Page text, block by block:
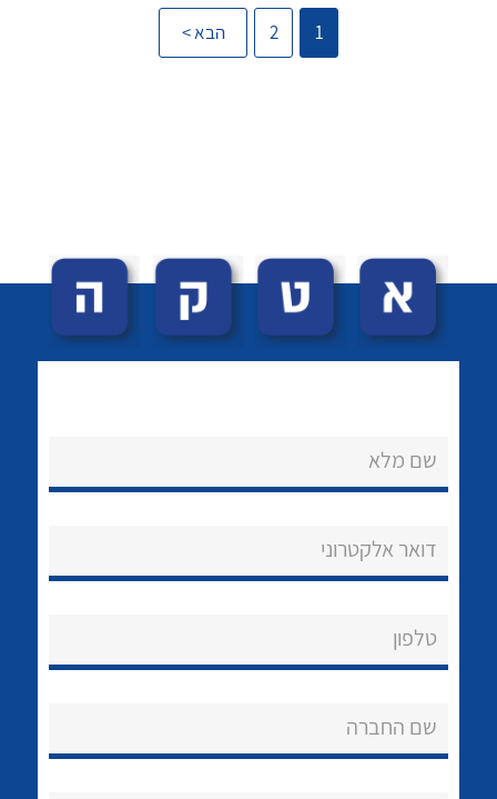
לכל מוצרי היצרן
לכל מוצרי היצרן
1
2 הבא >
שם מלא
דואר אלקטרוני
טלפון
שם החברה